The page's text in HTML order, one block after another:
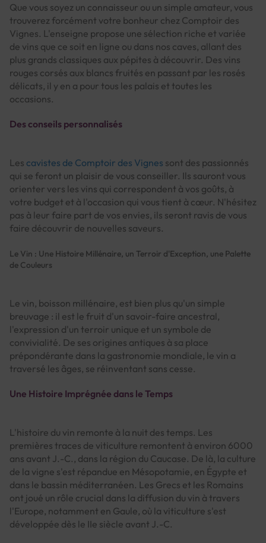
Que vous soyez un connaisseur ou un simple amateur, vous
trouverez forcément votre bonheur chez Comptoir des
Vignes. L'enseigne propose une sélection riche et variée
de vins que ce soit en ligne ou dans nos caves, allant des
plus grands classiques aux pépites à découvrir. Des vins
rouges corsés aux blancs fruités en passant par les rosés
délicats, il y en a pour tous les palais et toutes les
occasions.
Des conseils personnalisés
Les cavistes de Comptoir des Vignes sont des passionnés
qui se feront un plaisir de vous conseiller. Ils sauront vous
orienter vers les vins qui correspondent à vos goûts, à
votre budget et à l'occasion qui vous tient à cœur. N'hésitez
pas à leur faire part de vos envies, ils seront ravis de vous
faire découvrir de nouvelles saveurs.
Le Vin : Une Histoire Millénaire, un Terroir d'Exception, une Palette
de Couleurs
Le vin, boisson millénaire, est bien plus qu'un simple
breuvage : il est le fruit d'un savoir-faire ancestral,
l'expression d'un terroir unique et un symbole de
convivialité. De ses origines antiques à sa place
prépondérante dans la gastronomie mondiale, le vin a
traversé les âges, se réinventant sans cesse.
Une Histoire Imprégnée dans le Temps
L'histoire du vin remonte à la nuit des temps. Les
premières traces de viticulture remontent à environ 6000
ans avant J.-C., dans la région du Caucase. De là, la culture
de la vigne s'est répandue en Mésopotamie, en Égypte et
dans le bassin méditerranéen. Les Grecs et les Romains
ont joué un rôle crucial dans la diffusion du vin à travers
l'Europe, notamment en Gaule, où la viticulture s'est
développée dès le IIe siècle avant J.-C.